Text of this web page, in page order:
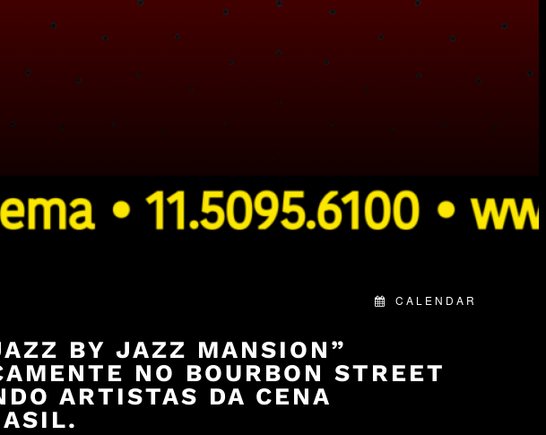
CALENDAR
BY JAZZ MANSION”
NO BOURBON STREET
ARTISTAS DA CENA